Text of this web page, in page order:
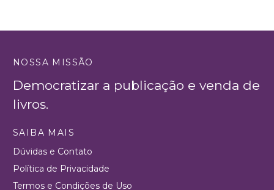
NOSSA MISSÃO
Democratizar a publicação e venda de
livros.
SAIBA MAIS
Dúvidas e Contato
Política de Privacidade
Termos e Condições de Uso